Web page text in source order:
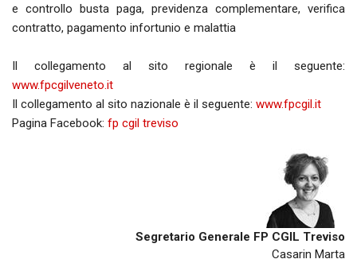
e controllo busta paga, previdenza complementare, verifica
contratto, pagamento infortunio e malattia
Il collegamento al sito regionale è il seguente:
www.fpcgilveneto.it
Il collegamento al sito nazionale è il seguente: www.fpcgil.it
Pagina Facebook: fp cgil treviso
Segretario Generale FP CGIL Treviso
Casarin Marta